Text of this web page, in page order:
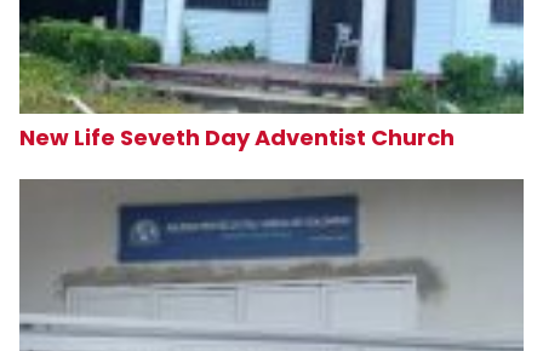
New Life Seveth Day Adventist Church